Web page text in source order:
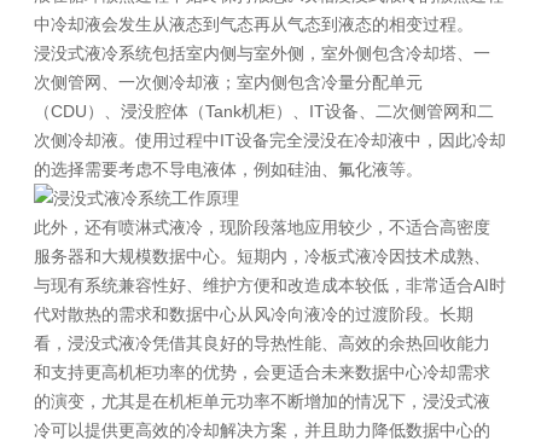
中冷却液会发生从液态到气态再从气态到液态的相变过程。
浸没式液冷系统包括室内侧与室外侧，室外侧包含冷却塔、一
次侧管网、一次侧冷却液；室内侧包含冷量分配单元
（CDU）、浸没腔体（Tank机柜）、IT设备、二次侧管网和二
次侧冷却液。使用过程中IT设备完全浸没在冷却液中，因此冷却
的选择需要考虑不导电液体，例如硅油、氟化液等。
此外，还有喷淋式液冷，现阶段落地应用较少，不适合高密度
服务器和大规模数据中心。短期内，冷板式液冷因技术成熟、
与现有系统兼容性好、维护方便和改造成本较低，非常适合AI时
代对散热的需求和数据中心从风冷向液冷的过渡阶段。长期
看，浸没式液冷凭借其良好的导热性能、高效的余热回收能力
和支持更高机柜功率的优势，会更适合未来数据中心冷却需求
的演变，尤其是在机柜单元功率不断增加的情况下，浸没式液
冷可以提供更高效的冷却解决方案，并且助力降低数据中心的